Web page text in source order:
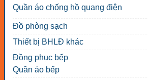
Quần áo chống hồ quang điện
Đồ phòng sạch
Thiết bị BHLĐ khác
Đồng phục bếp
Quần áo bếp